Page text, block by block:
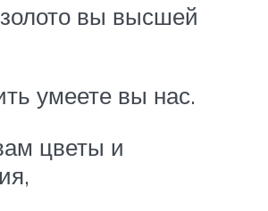
вы высшей
умеете вы нас.
цветы и